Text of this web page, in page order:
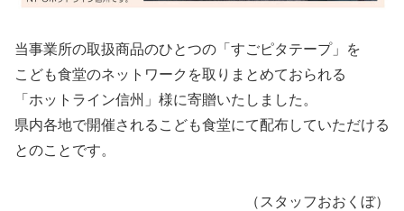
当事業所の取扱商品のひとつの「すごピタテープ」を
こども食堂のネットワークを取りまとめておられる
「ホットライン信州」様に寄贈いたしました。
県内各地で開催されるこども食堂にて配布していただける
とのことです。
（スタッフおおくぼ）